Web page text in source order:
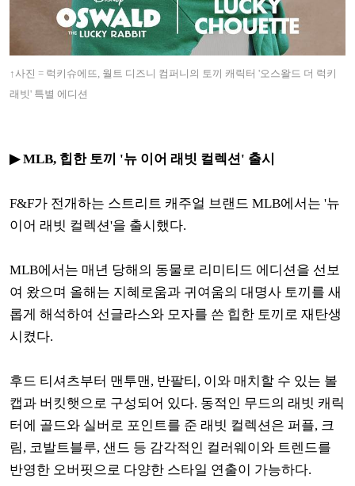
↑사진 = 럭키슈에뜨, 월트 디즈니 컴퍼니의 토끼 캐릭터 '오스왈드 더 럭키
래빗' 특별 에디션
▶ MLB, 힙한 토끼 '뉴 이어 래빗 컬렉션' 출시
F&F가 전개하는 스트리트 캐주얼 브랜드 MLB에서는 '뉴
이어 래빗 컬렉션'을 출시했다.
MLB에서는 매년 당해의 동물로 리미티드 에디션을 선보
여 왔으며 올해는 지혜로움과 귀여움의 대명사 토끼를 새
롭게 해석하여 선글라스와 모자를 쓴 힙한 토끼로 재탄생
시켰다.
후드 티셔츠부터 맨투맨, 반팔티, 이와 매치할 수 있는 볼
캡과 버킷햇으로 구성되어 있다. 동적인 무드의 래빗 캐릭
터에 골드와 실버로 포인트를 준 래빗 컬렉션은 퍼플, 크
림, 코발트블루, 샌드 등 감각적인 컬러웨이와 트렌드를
반영한 오버핏으로 다양한 스타일 연출이 가능하다.